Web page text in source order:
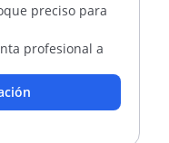
preciso para
profesional a